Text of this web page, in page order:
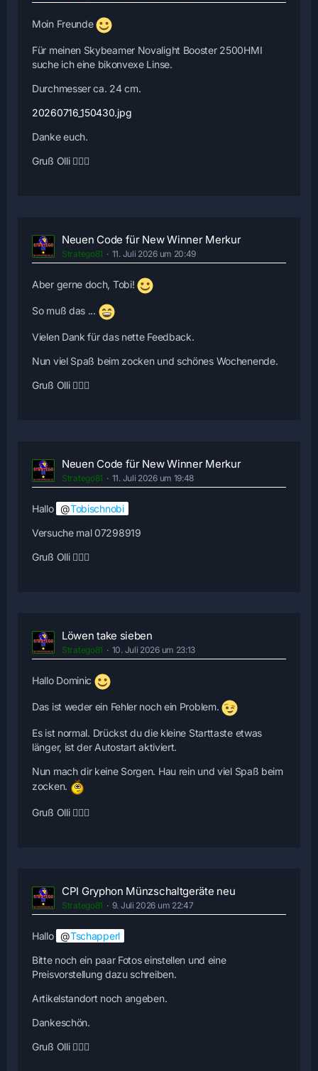
Moin Freunde
Für meinen Skybeamer Novalight Booster 2500HMI
suche ich eine bikonvexe Linse.
Durchmesser ca. 24 cm.
20260716_150430.jpg
Danke euch.
Gruß Olli 🙋🏻‍♂️
Neuen Code für New Winner Merkur
Stratego81 11. Juli 2026 um 20:49
Aber gerne doch, Tobi!
So muß das ...
Vielen Dank für das nette Feedback.
Nun viel Spaß beim zocken und schönes Wochenende.
Gruß Olli 🙋🏻‍♂️
Neuen Code für New Winner Merkur
Stratego81 11. Juli 2026 um 19:48
Hallo
Tobischnobi
Versuche mal 07298919
Gruß Olli 🙋🏻‍♂️
Löwen take sieben
Stratego81 10. Juli 2026 um 23:13
Hallo Dominic
Das ist weder ein Fehler noch ein Problem.
Es ist normal. Drückst du die kleine Starttaste etwas
länger, ist der Autostart aktiviert.
Nun mach dir keine Sorgen. Hau rein und viel Spaß beim
zocken.
Gruß Olli 🙋🏻‍♂️
CPI Gryphon Münzschaltgeräte neu
Stratego81 9. Juli 2026 um 22:47
Hallo
Tschapperl
Bitte noch ein paar Fotos einstellen und eine
Preisvorstellung dazu schreiben.
Artikelstandort noch angeben.
Dankeschön.
Gruß Olli 🙋🏻‍♂️